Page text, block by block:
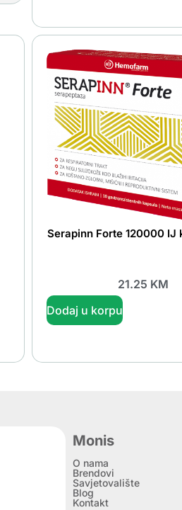
Serapinn Forte 120000 IJ
21.25 KM
Dodaj u korpu
Monis
O nama
Brendovi
Savjetovalište
Blog
Kontakt